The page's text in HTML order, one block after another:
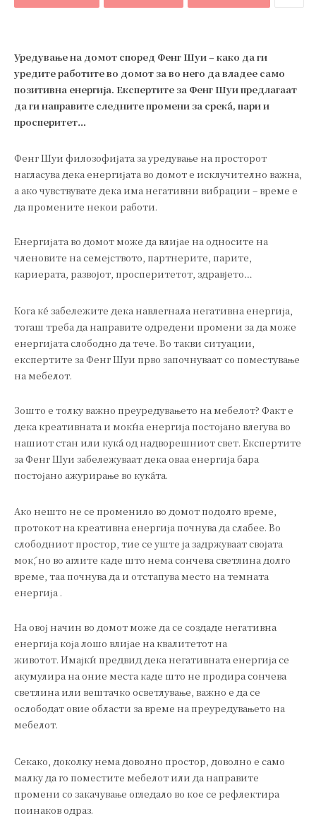
Уредување на домот според Фенг Шуи – како да ги
уредите работите во домот за во него да владее само
позитивна енергија. Експертите за Фенг Шуи предлагаат
да ги направите следните промени за среќа, пари и
просперитет…
Фенг Шуи филозофијата за уредување на просторот
нагласува дека енергијата во домот е исклучително важна,
а ако чувствувате дека има негативни вибрации – време е
да промените некои работи.
Енергијата во домот може да влијае на односите на
членовите на семејството, партнерите, парите,
кариерата, развојот, просперитетот, здравјето…
Кога ќе забележите дека навлегнала негативна енергија,
тогаш треба да направите одредени промени за да може
енергијата слободно да тече. Во такви ситуации,
експертите за Фенг Шуи прво започнуваат со поместување
на мебелот.
Зошто е толку важно преуредувањето на мебелот? Факт е
дека креативната и моќна енергија постојано влегува во
нашиот стан или куќа од надворешниот свет. Експертите
за Фенг Шуи забележуваат дека оваа енергија бара
постојано ажурирање во куќата.
Ако нешто не се променило во домот подолго време,
протокот на креативна енергија почнува да слабее. Во
слободниот простор, тие се уште ја задржуваат својата
моќ, но во аглите каде што нема сончева светлина долго
време, таа почнува да и отстапува место на темната
енергија .
На овој начин во домот може да се создаде негативна
енергија која лошо влијае на квалитетот на
животот. Имајќи предвид дека негативната енергија се
акумулира на оние места каде што не продира сончева
светлина или вештачко осветлување, важно е да се
ослободат овие области за време на преуредувањето на
мебелот.
Секако, доколку нема доволно простор, доволно е само
малку да го поместите мебелот или да направите
промени со закачување огледало во кое се рефлектира
поинаков одраз.